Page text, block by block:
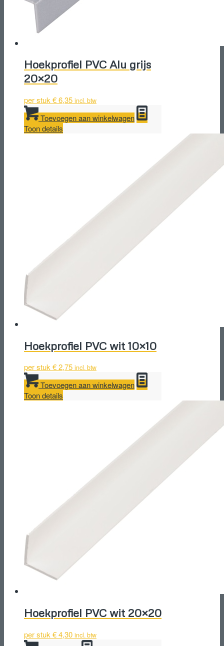
Hoekprofiel PVC Alu grijs
20×20
per stuk €6,35 incl. btw
Toevoegen aan winkelwagen
Toon details
Hoekprofiel PVC wit 10×10
per stuk€2,75 incl. btw
Toevoegen aan winkelwagen
Toon details
Hoekprofiel PVC wit 20×20
per stuk €4,30 incl. btw